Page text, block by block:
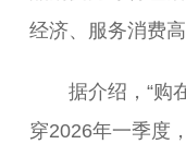
经济、服务消费
据介绍，“购在
穿2026年一季度